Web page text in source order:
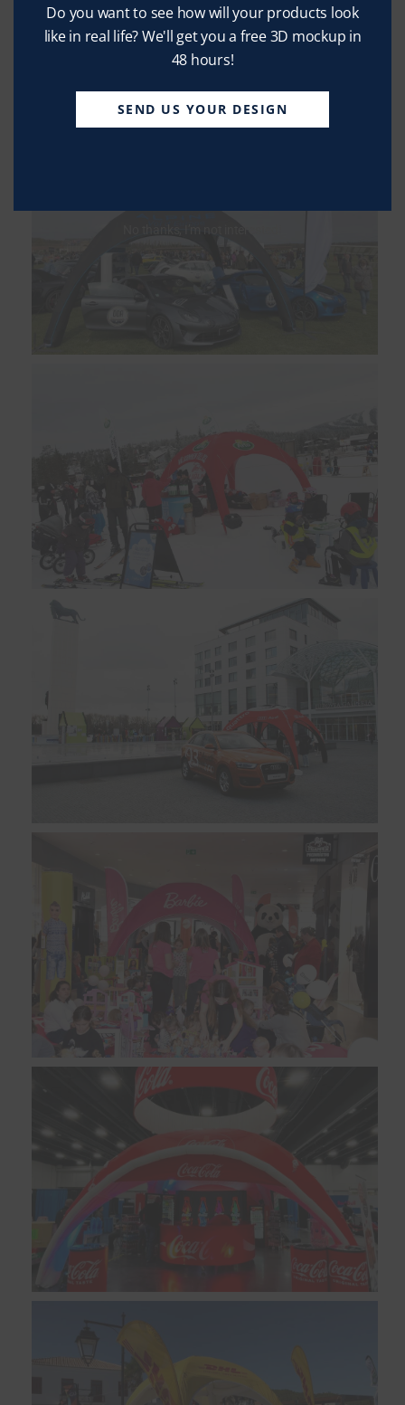
Do you want to see how will your products look
like in real life? We'll get you a free 3D mockup in
48 hours!
SEND US YOUR DESIGN